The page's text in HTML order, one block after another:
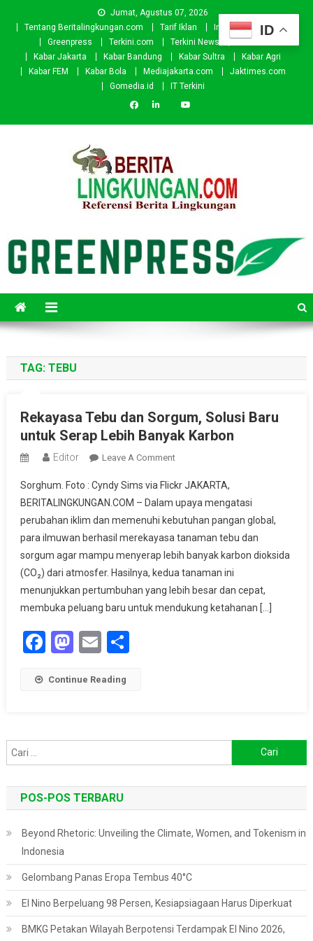
Jumat, Agustus 07, 2026
Tentang Beritalingkungan.com
Tarif Iklan Investor
Donasi
Greenpress
Terkini.com Terkini News
Kabar.id
Kabar Jakarta
Kabar Bandung Kabar Sultra
Kabar Agri
Kabar FEM
Kabar Bola Mediajakarta.com
Jaktimes.com
Gomedia.id
IT Terkini
TAG: TEBU
Rekayasa Tebu dan Sorgum, Solusi Baru
untuk Serap Lebih Banyak Karbon
Editor Leave A CommentOn
Tebu
Dan
Sorgum,
Solusi
Baru
Untuk
Serap
Lebih
Sorghum. Foto : Cyndy Sims via Flickr JAKARTA,
BERITALINGKUNGAN.COM – Dalam upaya mengatasi
perubahan iklim dan memenuhi kebutuhan pangan global,
para ilmuwan berhasil merekayasa tanaman tebu dan
sorgum agar mampu menyerap lebih banyak karbon dioksida
(CO₂) dari atmosfer. Hasilnya, kedua tanaman ini
menunjukkan pertumbuhan yang lebih besar dan cepat,
membuka peluang baru untuk mendukung ketahanan […]
Facebook
Mastodon
EmailShare
Continue Reading
untuk:
POS-POS TERBARU
Beyond Rhetoric: Unveiling the Climate, Women, and Tokenism in
Indonesia
Gelombang Panas Eropa Tembus 40°C
El Nino Berpeluang 98 Persen, Kesiapsiagaan Harus Diperkuat
BMKG Petakan Wilayah Berpotensi Terdampak El Nino 2026,
ID